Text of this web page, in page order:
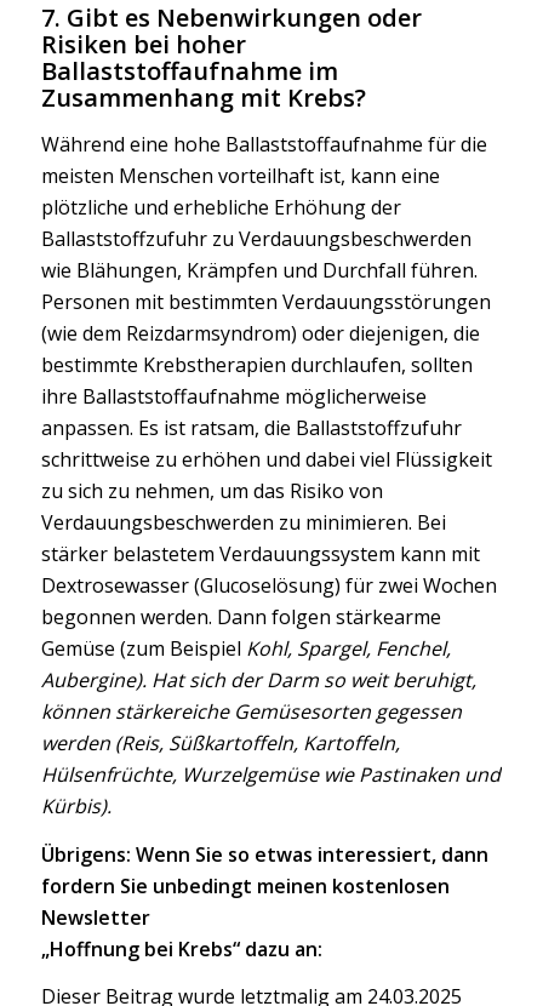
7. Gibt es Nebenwirkungen oder
Risiken bei hoher
Ballaststoffaufnahme im
Zusammenhang mit Krebs?
Während eine hohe Ballaststoffaufnahme für die
meisten Menschen vorteilhaft ist, kann eine
plötzliche und erhebliche Erhöhung der
Ballaststoffzufuhr zu Verdauungsbeschwerden
wie Blähungen, Krämpfen und Durchfall führen.
Personen mit bestimmten Verdauungsstörungen
(wie dem Reizdarmsyndrom) oder diejenigen, die
bestimmte Krebstherapien durchlaufen, sollten
ihre Ballaststoffaufnahme möglicherweise
anpassen. Es ist ratsam, die Ballaststoffzufuhr
schrittweise zu erhöhen und dabei viel Flüssigkeit
zu sich zu nehmen, um das Risiko von
Verdauungsbeschwerden zu minimieren. Bei
stärker belastetem Verdauungssystem kann mit
Dextrosewasser (Glucoselösung) für zwei Wochen
begonnen werden. Dann folgen stärkearme
Gemüse (zum Beispiel Kohl, Spargel, Fenchel,
Aubergine). Hat sich der Darm so weit beruhigt,
können stärkereiche Gemüsesorten gegessen
werden (Reis, Süßkartoffeln, Kartoffeln,
Hülsenfrüchte, Wurzelgemüse wie Pastinaken und
Kürbis).
Übrigens: Wenn Sie so etwas interessiert, dann
fordern Sie unbedingt meinen kostenlosen
Newsletter
„Hoffnung bei Krebs“ dazu an:
Dieser Beitrag wurde letztmalig am 24.03.2025